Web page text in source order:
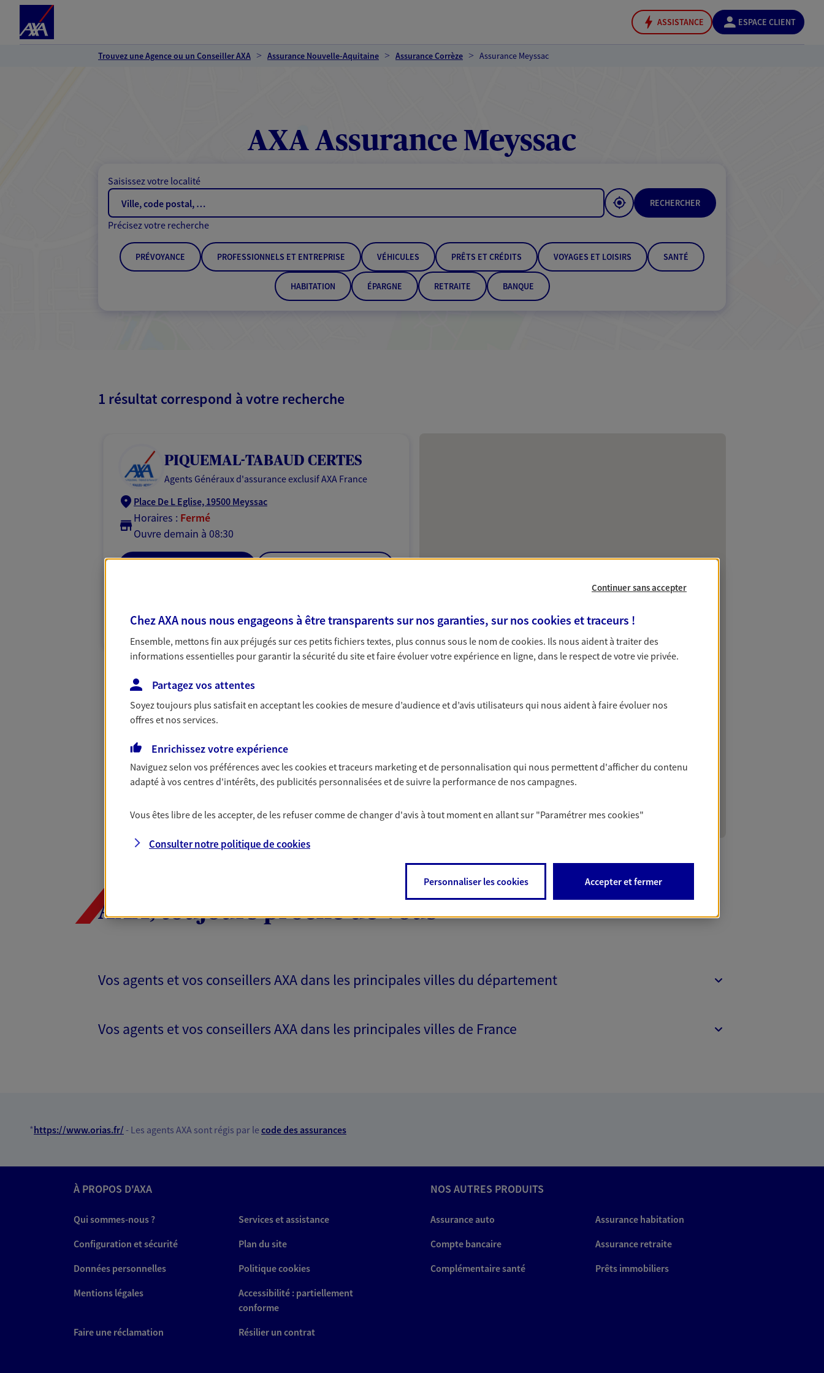
ASSISTANCE ESPACE CLIENT
Trouvez une Agence ou un Conseiller AXA Assurance Nouvelle-Aquitaine Assurance Corrèze Assurance Meyssac
AXA Assurance Meyssac
Saisissez votre localité
RECHERCHER
Précisez votre recherche
PRÉVOYANCE PROFESSIONNELS ET ENTREPRISE VÉHICULES PRÊTS ET CRÉDITS VOYAGES ET LOISIRS SANTÉ
HABITATION ÉPARGNE RETRAITE BANQUE
1 résultat correspond à votre recherche
PIQUEMAL-TABAUD CERTES
Agents Généraux d'assurance exclusif AXA France
Place De L Eglise, 19500 Meyssac
Horaires : Fermé
Ouvre demain à 08:30
N° Orias * (orias.fr) : EI PIQUEMAL TABAUD AGNES (07013746); EI CERTES
AXA, toujours proche de vous
Vos agents et vos conseillers AXA dans les principales villes du département
Vos agents et vos conseillers AXA dans les principales villes de France
*https://www.orias.fr/ - Les agents AXA sont régis par lecode des assurances
À PROPOS D'AXA
Qui sommes-nous ?
Services et assistance
Configuration et sécurité
Plan du site
Données personnelles
Politique cookies
Mentions légales
Accessibilité : partiellement
conforme
Faire une réclamation
Résilier un contrat
NOS AUTRES PRODUITS
Assurance auto
Assurance habitation
Compte bancaire
Assurance retraite
Complémentaire santé
Prêts immobiliers
Continuer sans accepter
Chez AXA nous nous engageons à être transparents sur nos garanties, sur nos cookies et traceurs !
Ensemble, mettons fin aux préjugés sur ces petits fichiers textes, plus connus sous le nom decookies. Ils nous aident à traiter des
informations essentielles pour garantir la sécurité du site et faire évoluer votre expérience en ligne, dans le respect de votre vie privée.
Partagez vos attentes
Soyez toujours plus satisfait en acceptant lescookiesde mesure d’audience et d’avis utilisateurs qui nous aident à faire évoluer nos
offres et nos services.
Enrichissez votre expérience
Naviguez selon vos préférences avec lescookies et traceurs marketing et de personnalisation qui nous permettent d'afficher du contenu
adapté à vos centres d'intérêts, des publicités personnalisées et de suivre la performance de nos campagnes.
Vous êtes libre de les accepter, de les refuser comme de changer d'avis à tout moment en allant sur "Paramétrer mescookies"
Consulter notre politique decookies
Personnaliser les cookies Accepter et fermer